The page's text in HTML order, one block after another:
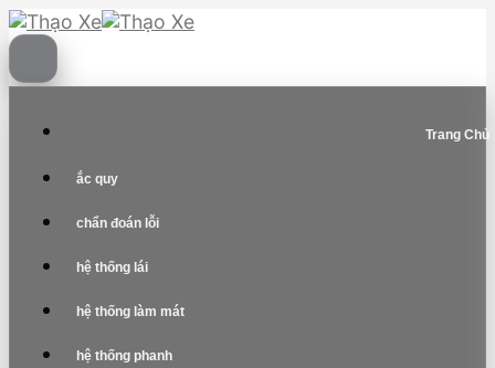
Skip
to
content
Trang Chủ
ắc quy
chẩn đoán lỗi
hệ thống lái
hệ thống làm mát
hệ thống phanh